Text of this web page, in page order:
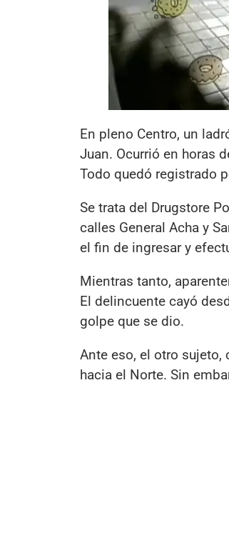
En pleno Centro, un
Juan. Ocurrió en horas
Todo quedó registrado
Se trata del Drugstore
calles General Acha y
el fin de ingresar y
Mientras tanto,
El delincuente cayó
golpe que se dio.
Ante eso, el otro sujeto,
hacia el Norte. Sin